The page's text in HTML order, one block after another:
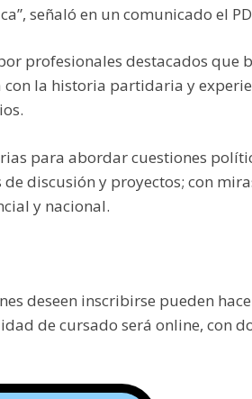
señaló en un comunicado el
profesionales destacados que
la historia partidaria y
para abordar cuestiones
discusión y proyectos; con
y nacional.
deseen inscribirse pueden
de cursado será online, con